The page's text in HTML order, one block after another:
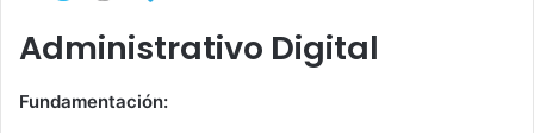
Administrativo Digital
Fundamentación: